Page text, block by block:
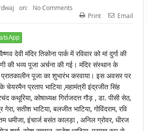
on:
No Comments
Print
Email
देवी मंदिर तिकोना पार्क में रविवार को मां दुर्गा की
की भव्य पूजा अर्चना की गई। मंदिर संस्थान के
प्रातकालीन पूजा का शुभारंभ करवाया। इस अवसर पर
प्रताप भाटिया ,महामंत्री इंद्रजीत सिंह
कथूरिया, कोषाध्यक्ष गिर्राजदत्त गौड़ , डा. पीसी सेठ,
सतीश भाटिया, बलजीत भाटिया, गोविंदराम, रवि
धमीजा, इंचार्ज बसंत कालड़ा , अनिल ग्रोवर, धीरज